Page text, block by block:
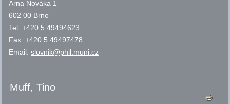
Arna Nováka 1
602 00 Brno
Tel: +420 5 49494623
Fax: +420 5 49497478
Email:slovnik@phil.muni.cz
Muff, Tino